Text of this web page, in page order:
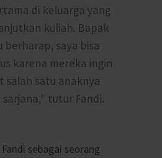
di keluarga yang
kuliah. Bapak
berharap, saya bisa
karena mereka ingin
salah satu anaknya
tutur Fandi.
sebagai seorang